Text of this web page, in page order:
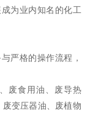
为业内知名的化工
严格的操作流程，
废食用油、废导热
变压器油、废植物